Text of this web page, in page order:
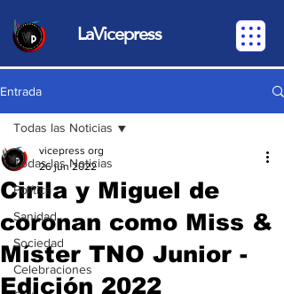
LaVicepress
Entrada
Todas las Noticias
Política
Sanidad
Sociedad
Celebraciones
Todas las Noticias
Cirila y Miguel de
coronan como Miss &
Míster TNO Junior -
Edición 2022
vicepress org
26 jun 2022